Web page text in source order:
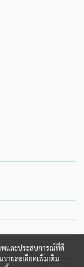
พและประสบการณ์ที่ดี
ายละเอียดเพิ่มเติม